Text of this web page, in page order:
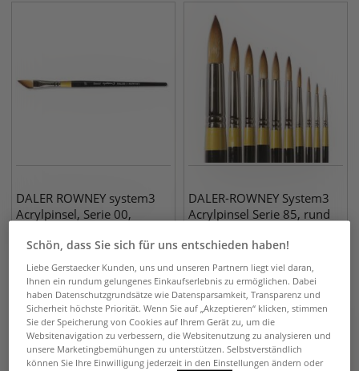
DALER ROWNEY system3
Acrylpinsel, Serie 00,
4,95€
DALER-ROWNEY System3
Acrylpinsel Serie 85, rund
ab 4,95€
Schön, dass Sie sich für uns entschieden haben!
Liebe Gerstaecker Kunden, uns und unseren Partnern liegt viel daran,
Ihnen ein rundum gelungenes Einkaufserlebnis zu ermöglichen. Dabei
haben Datenschutzgrundsätze wie Datensparsamkeit, Transparenz und
Sicherheit höchste Priorität. Wenn Sie auf „Akzeptieren“ klicken, stimmen
Sie der Speicherung von Cookies auf Ihrem Gerät zu, um die
Websitenavigation zu verbessern, die Websitenutzung zu analysieren und
unsere Marketingbemühungen zu unterstützen. Selbstverständlich
können Sie Ihre Einwilligung jederzeit in den Einstellungen ändern oder